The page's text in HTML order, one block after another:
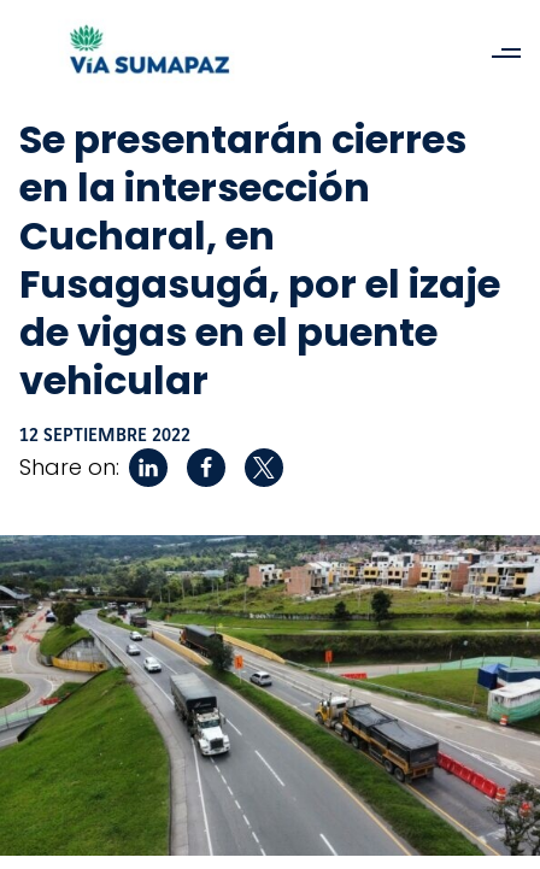
Se presentarán cierres
en la intersección
Cucharal, en
Fusagasugá, por el izaje
de vigas en el puente
vehicular
12 SEPTIEMBRE 2022
Share on: